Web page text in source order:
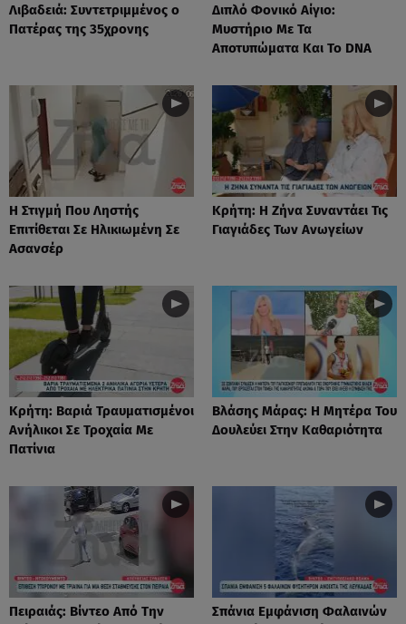
Λιβαδειά: Συντετριμμένος ο
Πατέρας της 35χρονης
Διπλό Φονικό Αίγιο:
Μυστήριο Με Τα
Αποτυπώματα Και Το DNA
Η Στιγμή Που Ληστής
Επιτίθεται Σε Ηλικιωμένη Σε
Ασανσέρ
Κρήτη: Η Ζήνα Συναντάει Τις
Γιαγιάδες Των Ανωγείων
Κρήτη: Βαριά Τραυματισμένοι
Ανήλικοι Σε Τροχαία Με
Πατίνια
Βλάσης Μάρας: Η Μητέρα Του
Δουλεύει Στην Καθαριότητα
Πειραιάς: Βίντεο Από Την
Σπάνια Εμφάνιση Φαλαινών